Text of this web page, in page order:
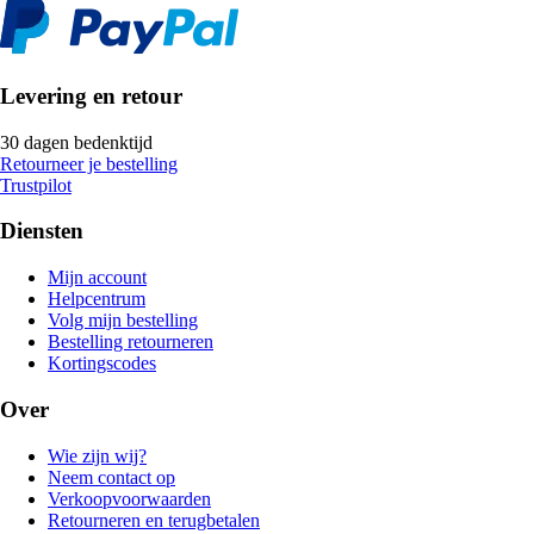
Levering en retour
30 dagen bedenktijd
Retourneer je bestelling
Trustpilot
Diensten
Mijn account
Helpcentrum
Volg mijn bestelling
Bestelling retourneren
Kortingscodes
Over
Wie zijn wij?
Neem contact op
Verkoopvoorwaarden
Retourneren en terugbetalen